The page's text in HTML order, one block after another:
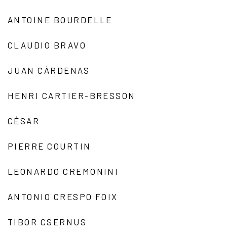
ANTOINE BOURDELLE
CLAUDIO BRAVO
JUAN CÁRDENAS
HENRI CARTIER-BRESSON
CÉSAR
PIERRE COURTIN
LEONARDO CREMONINI
ANTONIO CRESPO FOIX
TIBOR CSERNUS